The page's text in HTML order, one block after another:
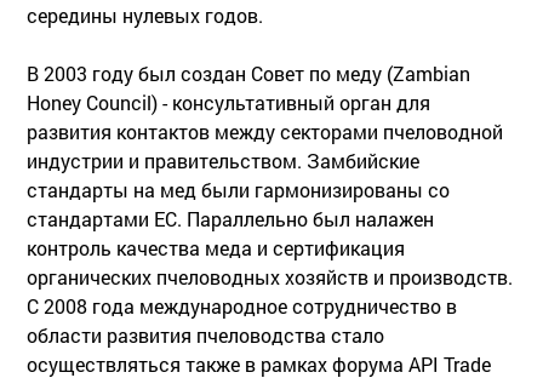
середины нулевых годов.
В 2003 году был создан Совет по меду (Zambian
Honey Council) - консультативный орган для
развития контактов между секторами пчеловодной
индустрии и правительством. Замбийские
стандарты на мед были гармонизированы со
стандартами ЕС. Параллельно был налажен
контроль качества меда и сертификация
органических пчеловодных хозяйств и производств.
С 2008 года международное сотрудничество в
области развития пчеловодства стало
осуществляться также в рамках форума API Trade